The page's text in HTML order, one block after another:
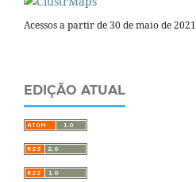
Acessos a partir de 30 de maio de 2021
EDIÇÃO ATUAL